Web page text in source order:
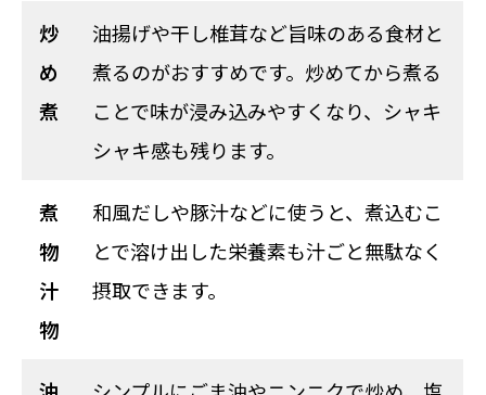
炒
め
煮
油揚げや干し椎茸など旨味のある食材と
煮るのがおすすめです。炒めてから煮る
ことで味が浸み込みやすくなり、シャキ
シャキ感も残ります。
煮
物
汁
物
和風だしや豚汁などに使うと、煮込むこ
とで溶け出した栄養素も汁ごと無駄なく
摂取できます。